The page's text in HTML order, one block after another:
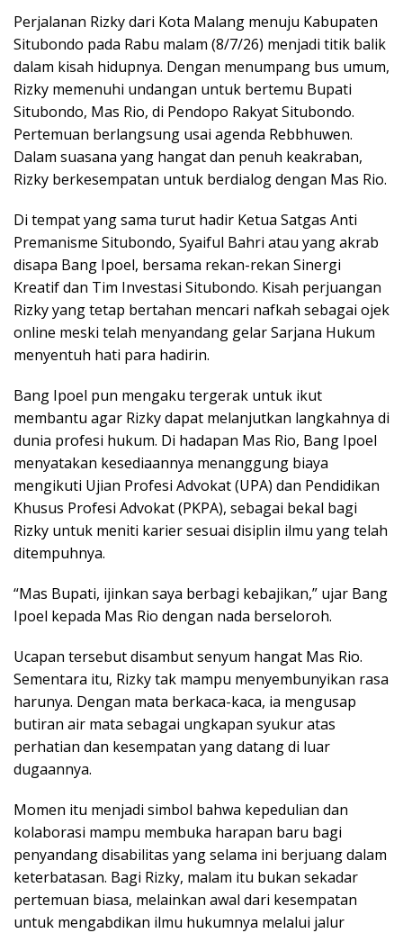
Perjalanan Rizky dari Kota Malang menuju Kabupaten
Situbondo pada Rabu malam (8/7/26) menjadi titik balik
dalam kisah hidupnya. Dengan menumpang bus umum,
Rizky memenuhi undangan untuk bertemu Bupati
Situbondo, Mas Rio, di Pendopo Rakyat Situbondo.
Pertemuan berlangsung usai agenda Rebbhuwen.
Dalam suasana yang hangat dan penuh keakraban,
Rizky berkesempatan untuk berdialog dengan Mas Rio.
Di tempat yang sama turut hadir Ketua Satgas Anti
Premanisme Situbondo, Syaiful Bahri atau yang akrab
disapa Bang Ipoel, bersama rekan-rekan Sinergi
Kreatif dan Tim Investasi Situbondo. Kisah perjuangan
Rizky yang tetap bertahan mencari nafkah sebagai ojek
online meski telah menyandang gelar Sarjana Hukum
menyentuh hati para hadirin.
Bang Ipoel pun mengaku tergerak untuk ikut
membantu agar Rizky dapat melanjutkan langkahnya di
dunia profesi hukum. Di hadapan Mas Rio, Bang Ipoel
menyatakan kesediaannya menanggung biaya
mengikuti Ujian Profesi Advokat (UPA) dan Pendidikan
Khusus Profesi Advokat (PKPA), sebagai bekal bagi
Rizky untuk meniti karier sesuai disiplin ilmu yang telah
ditempuhnya.
“Mas Bupati, ijinkan saya berbagi kebajikan,” ujar Bang
Ipoel kepada Mas Rio dengan nada berseloroh.
Ucapan tersebut disambut senyum hangat Mas Rio.
Sementara itu, Rizky tak mampu menyembunyikan rasa
harunya. Dengan mata berkaca-kaca, ia mengusap
butiran air mata sebagai ungkapan syukur atas
perhatian dan kesempatan yang datang di luar
dugaannya.
Momen itu menjadi simbol bahwa kepedulian dan
kolaborasi mampu membuka harapan baru bagi
penyandang disabilitas yang selama ini berjuang dalam
keterbatasan. Bagi Rizky, malam itu bukan sekadar
pertemuan biasa, melainkan awal dari kesempatan
untuk mengabdikan ilmu hukumnya melalui jalur